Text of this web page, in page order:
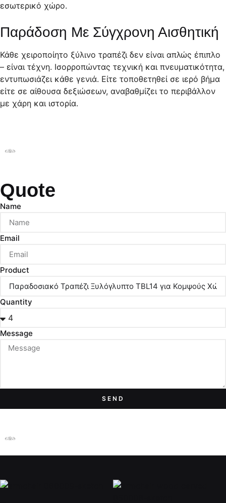
εσωτερικό χώρο.
Παράδοση Με Σύγχρονη Αισθητική
Κάθε χειροποίητο ξύλινο τραπέζι δεν είναι απλώς έπιπλο
– είναι τέχνη. Ισορροπώντας τεχνική και πνευματικότητα,
εντυπωσιάζει κάθε γενιά. Είτε τοποθετηθεί σε ιερό βήμα
είτε σε αίθουσα δεξιώσεων, αναβαθμίζει το περιβάλλον
με χάρη και ιστορία.
Quote
Name
Email
Product
Quantity
Message
SEND